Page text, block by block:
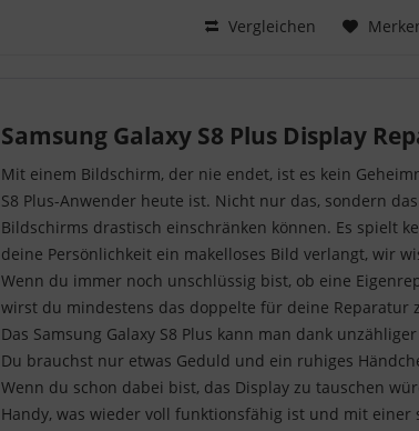
Hinzugefügt
Vergleichen
Samsung Galaxy S8 Plus Display
Mit einem Bildschirm, der nie endet, ist es kein
S8 Plus-Anwender heute ist. Nicht nur das, sondern
Bildschirms drastisch einschränken können. Es spielt
deine Persönlichkeit ein makelloses Bild verlangt, wir
Wenn du immer noch unschlüssig bist, ob eine
wirst du mindestens das doppelte für deine Reparatur
Das Samsung Galaxy S8 Plus kann man dank
Du brauchst nur etwas Geduld und ein ruhiges
Wenn du schon dabei bist, das Display zu tauschen
Handy, was wieder voll funktionsfähig ist und mit